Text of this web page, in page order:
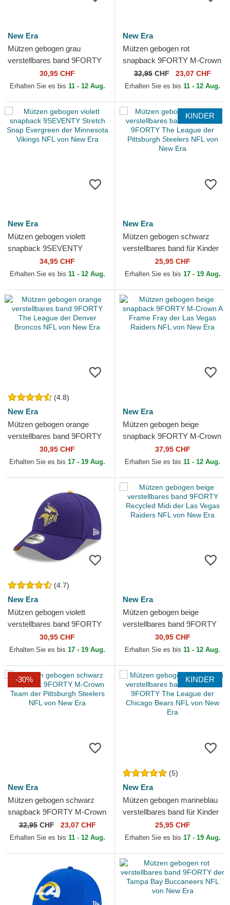
New Era
Mützen gebogen grau
verstellbares band 9FORTY
Microfibre der Las Vegas
Raiders NFL von New Era
30,95 CHF
Erhalten Sie es bis 11 - 12 Aug.
New Era
Mützen gebogen rot
snapback 9FORTY M-Crown
Team der San Francisco
49ers NFL von New Era
32,95 CHF 23,07 CHF
Erhalten Sie es bis 11 - 12 Aug.
New Era
Mützen gebogen violett
snapback 9SEVENTY
Stretch Snap Evergreen der
Minnesota Vikings NFL von
34,95 CHF
Erhalten Sie es bis 11 - 12 Aug.
KINDER
New Era
Mützen gebogen schwarz
verstellbares band für Kinder
9FORTY The League der
Pittsburgh Steelers...
25,95 CHF
Erhalten Sie es bis 17 - 19 Aug.
(4.8)
New Era
Mützen gebogen orange
verstellbares band 9FORTY
The League der Denver
Broncos NFL von New Era
30,95 CHF
Erhalten Sie es bis 17 - 19 Aug.
New Era
Mützen gebogen beige
snapback 9FORTY M-Crown
A Frame Fray der Las Vegas
Raiders NFL von New Era
37,95 CHF
Erhalten Sie es bis 11 - 12 Aug.
(4.7)
New Era
Mützen gebogen violett
verstellbares band 9FORTY
The League der Minnesota
Vikings NFL von New Era
30,95 CHF
Erhalten Sie es bis 17 - 19 Aug.
New Era
Mützen gebogen beige
verstellbares band 9FORTY
Recycled Midi der Las Vegas
Raiders NFL von New Era
30,95 CHF
Erhalten Sie es bis 11 - 12 Aug.
-30%
New Era
Mützen gebogen schwarz
snapback 9FORTY M-Crown
Team der Pittsburgh Steelers
NFL von New Era
32,95CHF 23,07 CHF
Erhalten Sie es bis 11 - 12 Aug.
KINDER
(5)
New Era
Mützen gebogen marineblau
verstellbares band für Kinder
9FORTY The League der
Chicago Bears NFL...
25,95 CHF
Erhalten Sie es bis 17 - 19 Aug.